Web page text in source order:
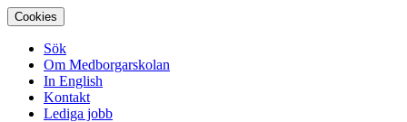
Cookies
Sök
Om Medborgarskolan
In English
Kontakt
Lediga jobb